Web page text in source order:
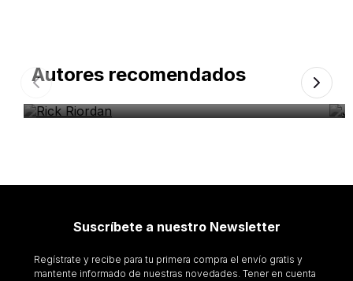
Autores recomendados
Suscríbete a nuestro Newsletter
Regístrate y recibe para tu primera compra el envío gratis y
mantente informado de nuestras novedades. Tener en cuenta